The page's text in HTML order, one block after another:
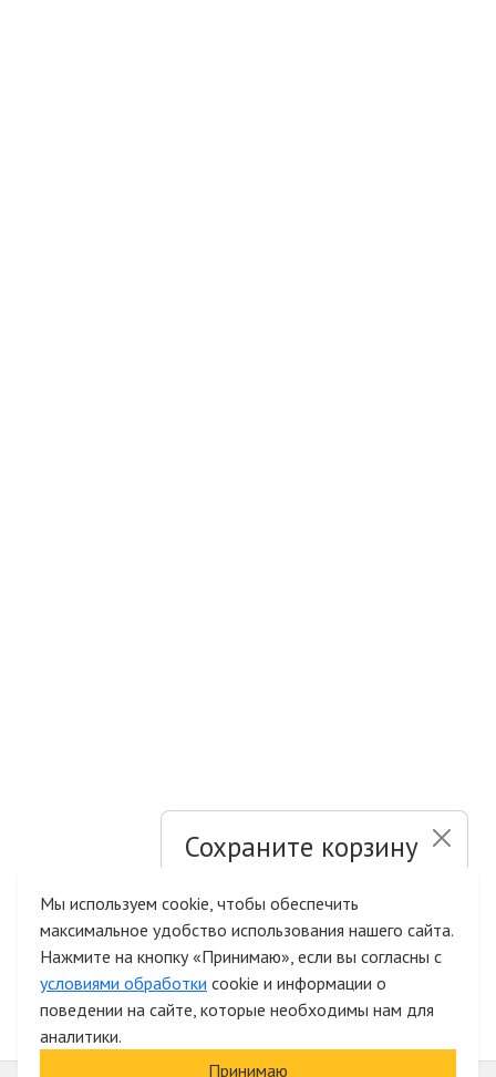
Сохраните корзину
Быстрая авторизация на сайте
Мы используем cookie, чтобы обеспечить
максимальное удобство использования нашего сайта.
Нажмите на кнопку «Принимаю», если вы согласны с
условиями обработки cookie и информации о
поведении на сайте, которые необходимы нам для
аналитики.
Принимаю